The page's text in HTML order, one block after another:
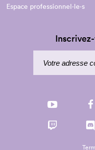
Espace professionnel·le⋅s